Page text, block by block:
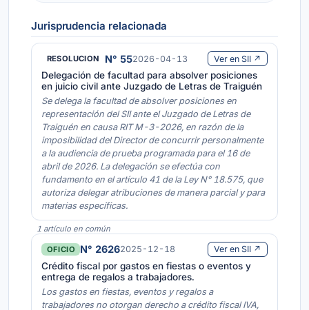
Jurisprudencia relacionada
RESOLUCION N° 552026-04-13 Ver en SII ↗
Delegación de facultad para absolver posiciones
en juicio civil ante Juzgado de Letras de Traiguén
Se delega la facultad de absolver posiciones en
representación del SII ante el Juzgado de Letras de
Traiguén en causa RIT M-3-2026, en razón de la
imposibilidad del Director de concurrir personalmente
a la audiencia de prueba programada para el 16 de
abril de 2026. La delegación se efectúa con
fundamento en el artículo 41 de la Ley N° 18.575, que
autoriza delegar atribuciones de manera parcial y para
materias específicas.
1 artículo en común
OFICIO N° 26262025-12-18 Ver en SII ↗
Crédito fiscal por gastos en fiestas o eventos y
entrega de regalos a trabajadores.
Los gastos en fiestas, eventos y regalos a
trabajadores no otorgan derecho a crédito fiscal IVA,